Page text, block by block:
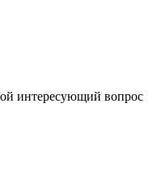
интересующий вопрос